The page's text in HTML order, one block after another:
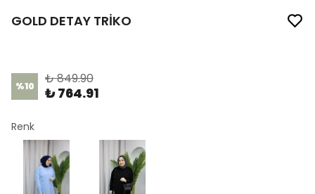
GOLD DETAY TRİKO
%10 ₺ 849.90
₺ 764.91
Renk